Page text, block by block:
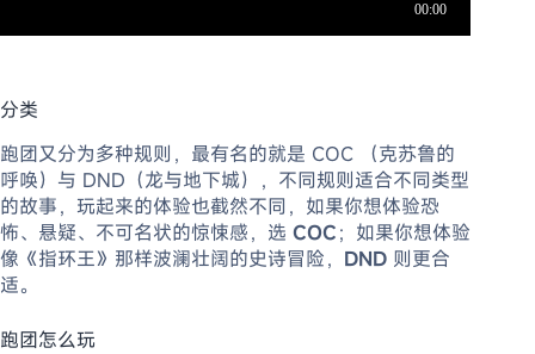
分类
跑团又分为多种规则，最有名的就是 COC （克苏鲁的
呼唤）与 DND（龙与地下城），不同规则适合不同类型
的故事，玩起来的体验也截然不同，如果你想体验恐
怖、悬疑、不可名状的惊悚感，选 COC；如果你想体验
像《指环王》那样波澜壮阔的史诗冒险， DND 则更合
适。
跑团怎么玩